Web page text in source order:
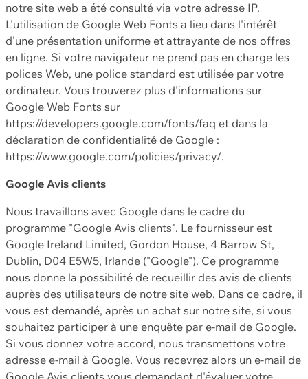
notre site web a été consulté via votre adresse IP.
L'utilisation de Google Web Fonts a lieu dans l'intérêt
d'une présentation uniforme et attrayante de nos offres
en ligne. Si votre navigateur ne prend pas en charge les
polices Web, une police standard est utilisée par votre
ordinateur. Vous trouverez plus d'informations sur
Google Web Fonts sur
https://developers.google.com/fonts/faq et dans la
déclaration de confidentialité de Google :
https://www.google.com/policies/privacy/.
Google Avis clients
Nous travaillons avec Google dans le cadre du
programme "Google Avis clients". Le fournisseur est
Google Ireland Limited, Gordon House, 4 Barrow St,
Dublin, D04 E5W5, Irlande ("Google"). Ce programme
nous donne la possibilité de recueillir des avis de clients
auprès des utilisateurs de notre site web. Dans ce cadre, il
vous est demandé, après un achat sur notre site, si vous
souhaitez participer à une enquête par e-mail de Google.
Si vous donnez votre accord, nous transmettons votre
adresse e-mail à Google. Vous recevrez alors un e-mail de